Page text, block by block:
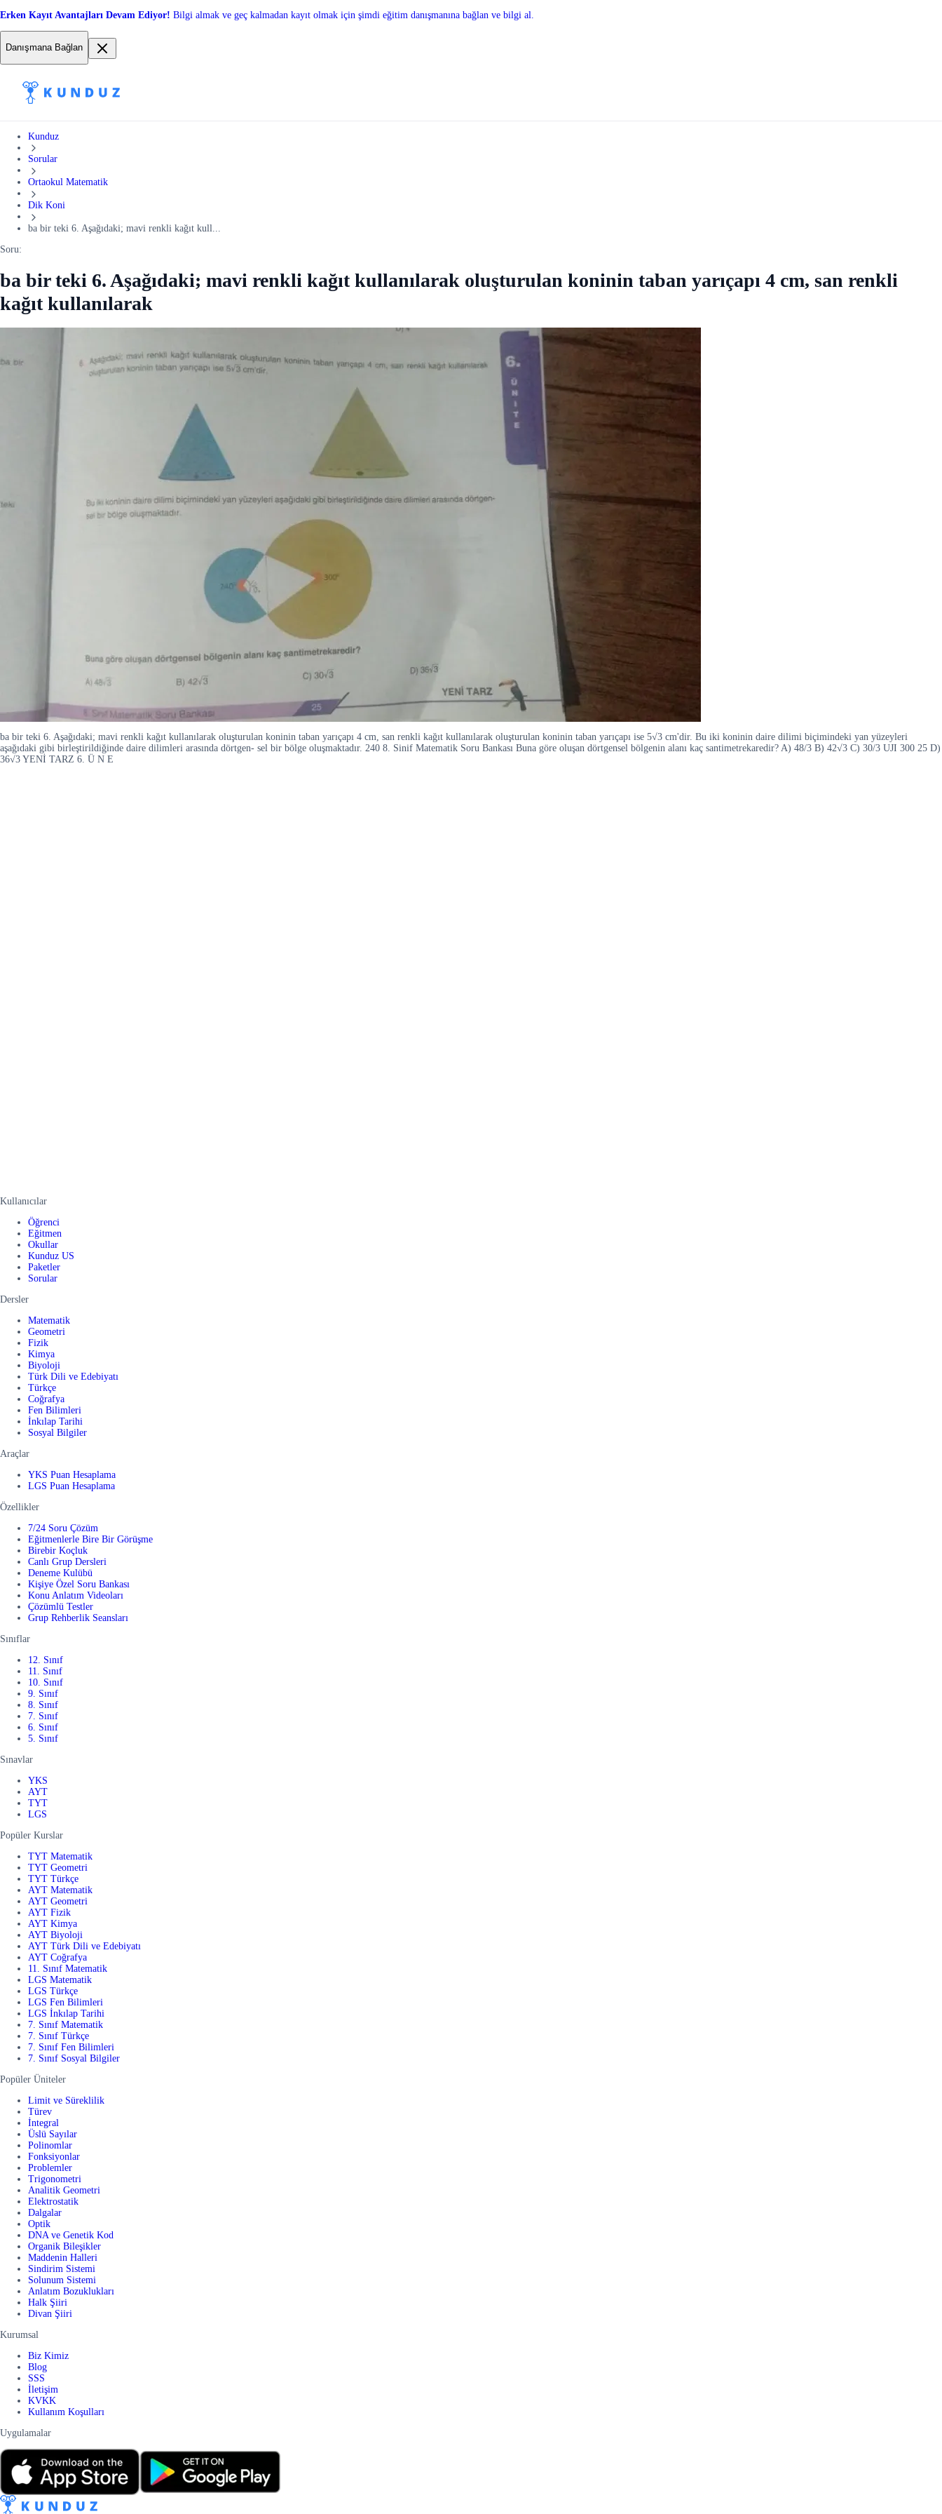
Erken Kayıt Avantajları Devam Ediyor! Bilgi almak ve geç kalmadan kayıt olmak için şimdi eğitim danışmanına bağlan ve bilgi al.
Danışmana Bağlan
Kunduz
Sorular
Ortaokul Matematik
Dik Koni
ba bir teki 6. Aşağıdaki; mavi renkli kağıt kull...
Soru:
ba bir teki 6. Aşağıdaki; mavi renkli kağıt kullanılarak oluşturulan koninin taban yarıçapı 4 cm, san renkli
kağıt kullanılarak
ba bir teki 6. Aşağıdaki; mavi renkli kağıt kullanılarak oluşturulan koninin taban yarıçapı 4 cm, san renkli kağıt kullanılarak oluşturulan koninin taban yarıçapı ise 5√3 cm'dir. Bu iki koninin daire dilimi biçimindeki yan yüzeyleri
aşağıdaki gibi birleştirildiğinde daire dilimleri arasında dörtgen- sel bir bölge oluşmaktadır. 240 8. Sinif Matematik Soru Bankası Buna göre oluşan dörtgensel bölgenin alanı kaç santimetrekaredir? A) 48/3 B) 42√3 C) 30/3 UJI 300 25 D)
36√3 YENİ TARZ 6. Ü N E
Kullanıcılar
Öğrenci
Eğitmen
Okullar
Kunduz US
Paketler
Sorular
Dersler
Matematik
Geometri
Fizik
Kimya
Biyoloji
Türk Dili ve Edebiyatı
Türkçe
Coğrafya
Fen Bilimleri
İnkılap Tarihi
Sosyal Bilgiler
Araçlar
YKS Puan Hesaplama
LGS Puan Hesaplama
Özellikler
7/24 Soru Çözüm
Eğitmenlerle Bire Bir Görüşme
Birebir Koçluk
Canlı Grup Dersleri
Deneme Kulübü
Kişiye Özel Soru Bankası
Konu Anlatım Videoları
Çözümlü Testler
Grup Rehberlik Seansları
Sınıflar
12. Sınıf
11. Sınıf
10. Sınıf
9. Sınıf
8. Sınıf
7. Sınıf
6. Sınıf
5. Sınıf
Sınavlar
YKS
AYT
TYT
LGS
Popüler Kurslar
TYT Matematik
TYT Geometri
TYT Türkçe
AYT Matematik
AYT Geometri
AYT Fizik
AYT Kimya
AYT Biyoloji
AYT Türk Dili ve Edebiyatı
AYT Coğrafya
11. Sınıf Matematik
LGS Matematik
LGS Türkçe
LGS Fen Bilimleri
LGS İnkılap Tarihi
7. Sınıf Matematik
7. Sınıf Türkçe
7. Sınıf Fen Bilimleri
7. Sınıf Sosyal Bilgiler
Popüler Üniteler
Limit ve Süreklilik
Türev
İntegral
Üslü Sayılar
Polinomlar
Fonksiyonlar
Problemler
Trigonometri
Analitik Geometri
Elektrostatik
Dalgalar
Optik
DNA ve Genetik Kod
Organik Bileşikler
Maddenin Halleri
Sindirim Sistemi
Solunum Sistemi
Anlatım Bozuklukları
Halk Şiiri
Divan Şiiri
Kurumsal
Biz Kimiz
Blog
SSS
İletişim
KVKK
Kullanım Koşulları
Uygulamalar